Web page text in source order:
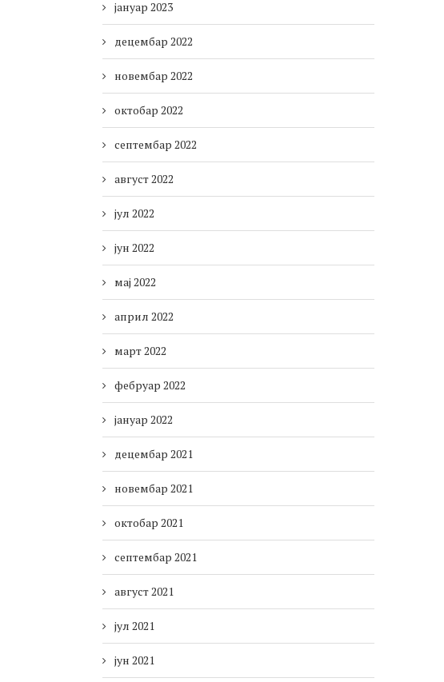
јануар 2023
децембар 2022
новембар 2022
октобар 2022
септембар 2022
август 2022
јул 2022
јун 2022
мај 2022
април 2022
март 2022
фебруар 2022
јануар 2022
децембар 2021
новембар 2021
октобар 2021
септембар 2021
август 2021
јул 2021
јун 2021